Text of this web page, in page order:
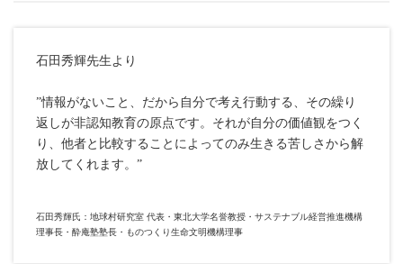
石田秀輝先生より
”情報がないこと、だから自分で考え行動する、その繰り
返しが非認知教育の原点です。それが自分の価値観をつく
り、他者と比較することによってのみ生きる苦しさから解
放してくれます。”
石田秀輝氏：地球村研究室 代表・東北大学名誉教授・サステナブル経営推進機構
理事長・酔庵塾塾長・ものつくり生命文明機構理事